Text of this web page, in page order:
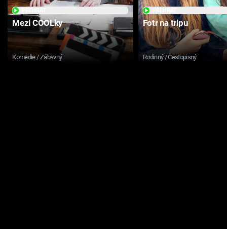
Mezi COOLky
Komedie / Zábavný
Fotr na tripu
Rodinný / Cestopisný